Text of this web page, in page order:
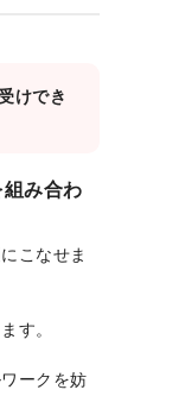
けでき
み合わ
こなせま
す。
ークを妨